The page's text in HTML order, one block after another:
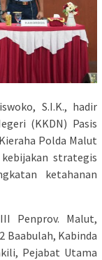
S.I.K., hadir
(KKDN) Pasis
Polda Malut
strategis
ketahanan
Penprov. Malut,
Baabulah, Kabinda
Pejabat Utama